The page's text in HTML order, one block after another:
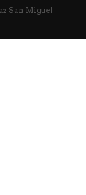
San Miguel